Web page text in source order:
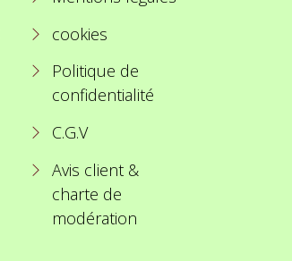
cookies
Politique de
confidentialité
C.G.V
Avis client &
charte de
modération